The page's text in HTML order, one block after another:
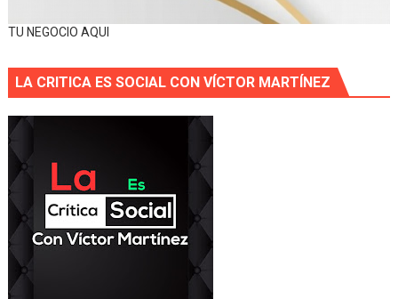
TU NEGOCIO AQUI
LA CRITICA ES SOCIAL CON VÍCTOR MARTÍNEZ